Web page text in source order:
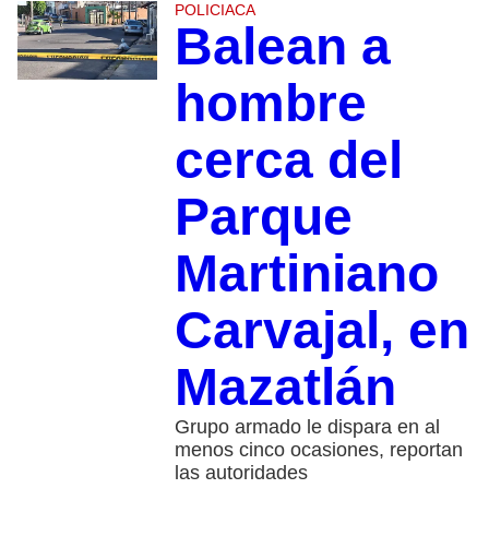
POLICIACA
Balean a
hombre
cerca del
Parque
Martiniano
Carvajal, en
Mazatlán
Grupo armado le dispara en al
menos cinco ocasiones, reportan
las autoridades